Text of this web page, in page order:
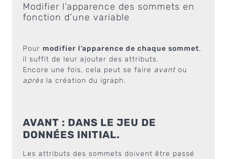
Modifier l’apparence des sommets en
fonction d’une variable
Pour modifier l’apparence de chaque sommet,
il suffit de leur ajouter des attributs.
Encore une fois, cela peut se faire avant ou
après la création du igraph.
AVANT : DANS LE JEU DE
DONNÉES INITIAL.
Les attributs des sommets doivent être passé